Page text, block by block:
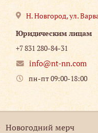
Н. Новгород,ул.
Юридическим лицам
+7 831 280-84-31
info@nt-nn.com
пн-пт 09:00-18:00
Новогодний мерч